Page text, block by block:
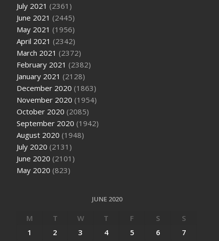
July 2021 (2361)
June 2021 (2445)
May 2021 (1956)
April 2021 (2342)
March 2021 (2372)
February 2021 (2382)
January 2021 (2128)
December 2020 (1863)
November 2020 (1954)
October 2020 (2085)
September 2020 (1942)
August 2020 (1948)
July 2020 (2131)
June 2020 (2101)
May 2020 (823)
JUNE 2020
M T W T F S
S
1
2 3 4 5 6
7